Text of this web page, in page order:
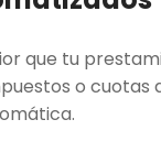
que tu
o cuotas